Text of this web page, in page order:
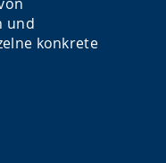
und
konkrete